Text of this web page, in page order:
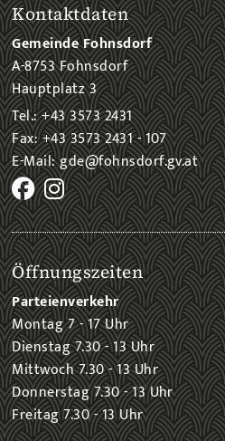
Kontaktdaten
Gemeinde Fohnsdorf
A-8753 Fohnsdorf
Hauptplatz 3
Tel.: +43 3573 2431
Fax: +43 3573 2431 - 107
E-Mail: gde@fohnsdorf.gv.at
Öffnungszeiten
Parteienverkehr
Montag 7 - 17 Uhr
Dienstag 7.30 - 13 Uhr
Mittwoch 7.30 - 13 Uhr
Donnerstag 7.30 - 13 Uhr
Freitag 7.30 - 13 Uhr